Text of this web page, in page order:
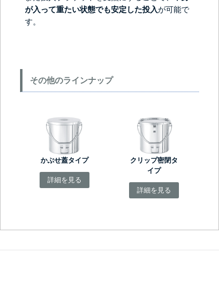
が入って重たい状態でも安定した投入が可能で
す。
その他のラインナップ
かぶせ蓋タイプ
詳細を見る
クリップ密閉タ
イプ
詳細を見る